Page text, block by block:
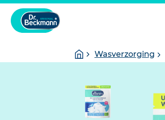
You
are
Homepage
Wasverzorging